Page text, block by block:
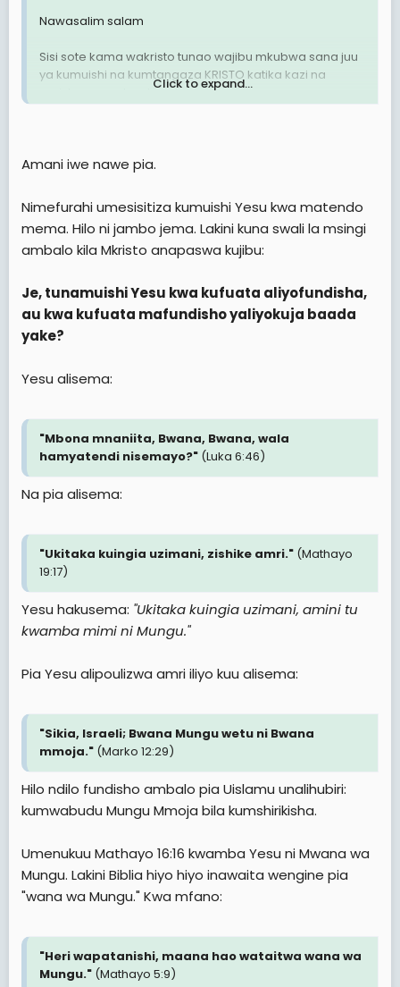
Nawasalim salam
Sisi sote kama wakristo tunao wajibu mkubwa sana juu
ya kumuishi na kumtangaza KRISTO katika kazi na
maisha na matendo yetu
muishi vyema YESU KRISTO
Lakini kanisa la Nigeria limekuwa hodari sana licha ya
vitisho vya kila namna linavyovyipitia
Tumeshudia vijana kwa wazee wa Nigeria wakimshudia
KRISTO katika kazi zao kuanzia uigizaji hata football
Tuige watu hao tumeitwa kuwa mabalozi wa KRISTO kila
Amani iwe nanyi
Kwaresma njema
SAYUNI BOY
Click to expand...
Amani iwe nawe pia.
Nimefurahi umesisitiza kumuishi Yesu kwa matendo
mema. Hilo ni jambo jema. Lakini kuna swali la msingi
ambalo kila Mkristo anapaswa kujibu:
Je, tunamuishi Yesu kwa kufuata aliyofundisha,
au kwa kufuata mafundisho yaliyokuja baada
yake?
Yesu alisema:
"Mbona mnaniita, Bwana, Bwana, wala
hamyatendi nisemayo?" (Luka 6:46)
Na pia alisema:
"Ukitaka kuingia uzimani, zishike amri." (Mathayo
19:17)
Yesu hakusema: "Ukitaka kuingia uzimani, amini tu
kwamba mimi ni Mungu."
Pia Yesu alipoulizwa amri iliyo kuu alisema:
"Sikia, Israeli; Bwana Mungu wetu ni Bwana
mmoja." (Marko 12:29)
Hilo ndilo fundisho ambalo pia Uislamu unalihubiri:
kumwabudu Mungu Mmoja bila kumshirikisha.
Umenukuu Mathayo 16:16 kwamba Yesu ni Mwana wa
Mungu. Lakini Biblia hiyo hiyo inawaita wengine pia
"wana wa Mungu." Kwa mfano:
"Heri wapatanishi, maana hao wataitwa wana wa
Mungu." (Mathayo 5:9)